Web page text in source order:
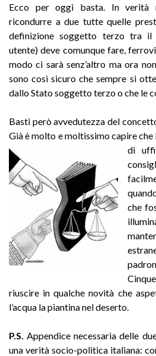
Ecco per oggi basta. In verità
ricondurre a due tutte quelle
definizione soggetto terzo tra
utente) deve comunque fare,
modo ci sarà senz’altro ma ora
sono così sicuro che sempre si
dallo Stato soggetto terzo o che le
Basti però avvedutezza del
Già è molto e moltissimo capire che
di
che
riuscire in qualche novità che
l’acqua la piantina nel deserto.
P.S. Appendice necessaria delle
una verità socio-politica italiana: